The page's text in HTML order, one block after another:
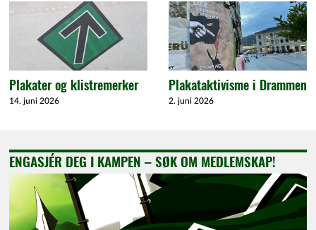
Plakater og klistremerker
14. juni 2026
Plakataktivisme i Drammen
2. juni 2026
ENGASJÉR DEG I KAMPEN – SØK OM MEDLEMSKAP!